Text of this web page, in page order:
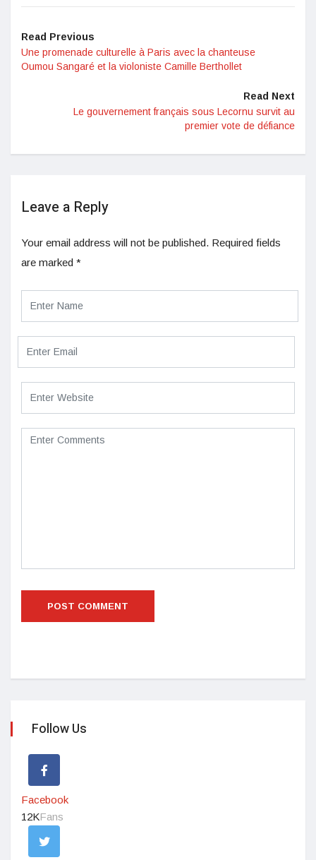
Read Previous
Une promenade culturelle à Paris avec la chanteuse
Oumou Sangaré et la violoniste Camille Berthollet
Read Next
Le gouvernement français sous Lecornu survit au
premier vote de défiance
Leave a Reply
Your email address will not be published. Required fields
are marked *
Follow Us
Facebook
12KFans